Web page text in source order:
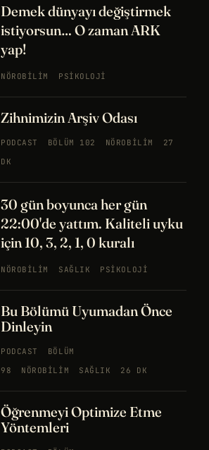
Demek dünyayı değiştirmek
istiyorsun… O zaman ARK
yap!
NÖROBILIM PSIKOLOJI
Zihnimizin Arşiv Odası
PODCAST BÖLÜM 102 NÖROBILIM
27
DK
30 gün boyunca her gün
22:00'de yattım. Kaliteli uyku
için 10, 3, 2, 1, 0 kuralı
NÖROBILIM SAĞLIK PSIKOLOJI
Bu Bölümü Uyumadan Önce
Dinleyin
PODCAST
BÖLÜM
98
NÖROBILIM SAĞLIK 26 DK
Öğrenmeyi Optimize Etme
Yöntemleri